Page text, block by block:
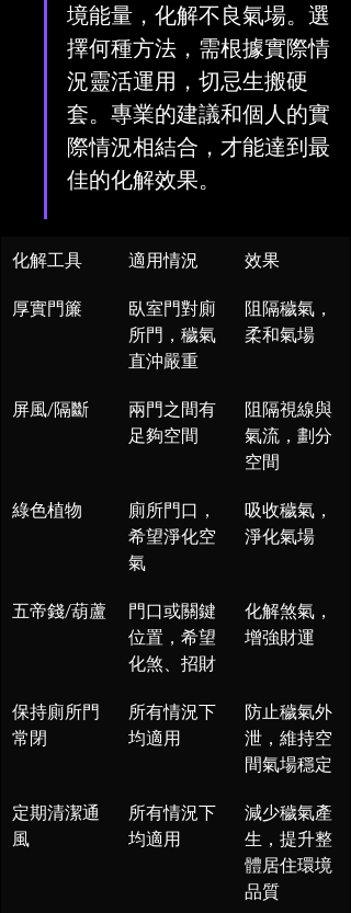
境能量，化解不良氣場。選
擇何種方法，需根據實際情
況靈活運用，切忌生搬硬
套。專業的建議和個人的實
際情況相結合，才能達到最
佳的化解效果。
化解工具 適用情況 效果
厚實門簾
臥室門對廁
所門，穢氣
直沖嚴重
阻隔穢氣，
柔和氣場
屏風/隔斷
兩門之間有
足夠空間
阻隔視線與
氣流，劃分
空間
綠色植物
廁所門口，
希望淨化空
氣
吸收穢氣，
淨化氣場
五帝錢/葫蘆
門口或關鍵
位置，希望
化煞、招財
化解煞氣，
增強財運
保持廁所門
常閉
所有情況下
均適用
防止穢氣外
泄，維持空
間氣場穩定
定期清潔通
風
所有情況下
均適用
減少穢氣產
生，提升整
體居住環境
品質